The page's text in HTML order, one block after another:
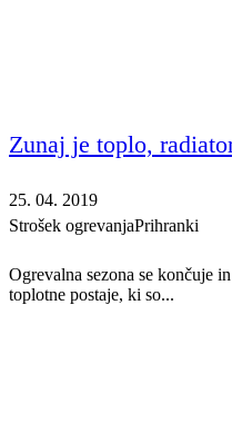
Zunaj je toplo,
25. 04. 2019
Strošek ogrevanjaPrihranki
Ogrevalna sezona se končuje
toplotne postaje, ki so...